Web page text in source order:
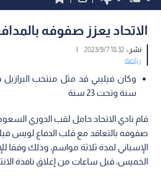
الاتحاد يعزز صفوفه
نشر :18:32 2023/9/7
|
رياضة
سنة وتحت 23 سنة
قام نادي الاتحاد حامل لقب الدوري
صفوفه بالتعاقد مع قلب الدفاع لويس
الإسباني لمدة ثلاثة مواسم، وذلك وفقا
الخميس، قبل ساعات من إغلاق نافذة